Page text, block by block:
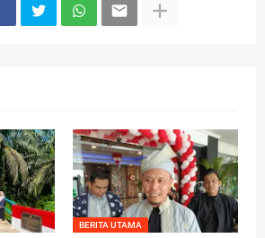
BERITA UTAMA